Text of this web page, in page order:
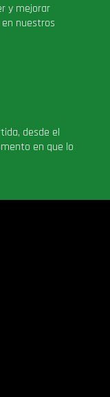
y mejorar
nuestros
desde el
en que lo